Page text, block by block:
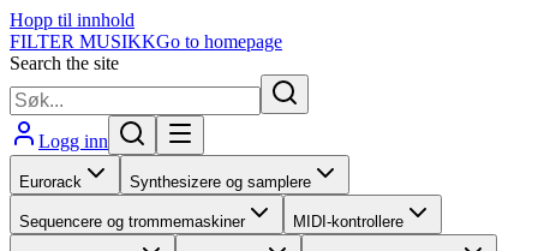
Hopp til innhold
FILTER MUSIKKGo to homepage
Search the site
Logg inn
Eurorack Synthesizere og samplere
Sequencere og trommemaskiner MIDI-kontrollere